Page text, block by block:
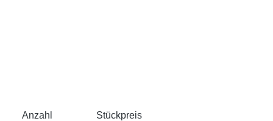
Anzahl Stückpreis